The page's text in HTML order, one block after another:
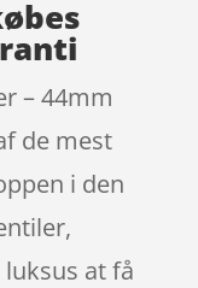
– 44mm
de mest
i den
at få